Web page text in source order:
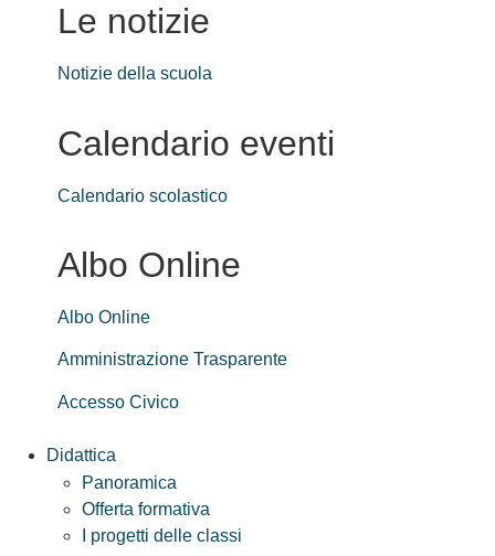
Le notizie
Notizie della scuola
Calendario eventi
Calendario scolastico
Albo Online
Albo Online
Amministrazione Trasparente
Accesso Civico
Didattica
Panoramica
Offerta formativa
I progetti delle classi